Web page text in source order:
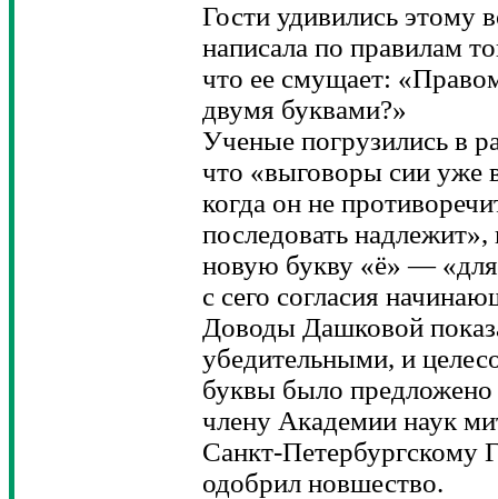
Гости удивились этому
написала по правилам
что ее смущает:
двумя буквами?»
Ученые погрузились в
что «выговоры сии уже
когда он не
последовать
новую букву «ё» —
с сего согласия
Доводы Дашковой
убедительными, и
буквы было
члену Академии наук
Санкт-Петербургскому
одобрил новшество.